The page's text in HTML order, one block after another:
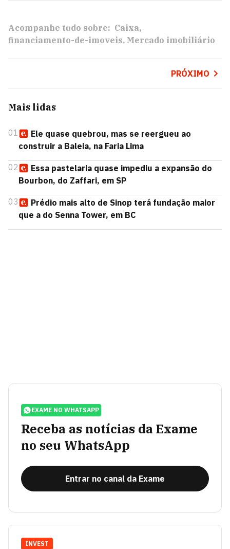
Acompanhe tudo sobre: Caixa
financiamento-de-imoveis Mercado imobiliário
PRÓXIMO
Mais lidas
01
Ele quase quebrou, mas se reergueu ao
construir a Baleia, na Faria Lima
02
Essa pastelaria quase impediu a expansão do
Bourbon, do Zaffari, em SP
03
Prédio mais alto de Sinop terá fundação maior
que a do Senna Tower, em BC
EXAME NO WHATSAPP
Receba as notícias da Exame
no seu WhatsApp
Entrar no canal da Exame
INVEST